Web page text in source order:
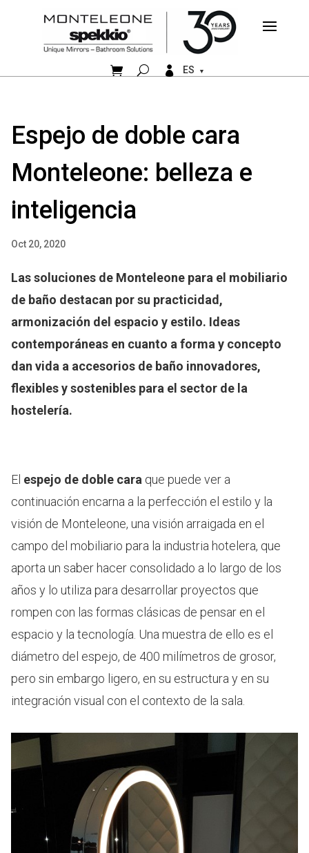
  ES
Espejo de doble cara
Monteleone: belleza e
inteligencia
Oct 20, 2020
Las soluciones de Monteleone para el mobiliario
de baño destacan por su practicidad,
armonización del espacio y estilo. Ideas
contemporáneas en cuanto a forma y concepto
dan vida a accesorios de baño innovadores,
flexibles y sostenibles para el sector de la
hostelería.
El espejo de doble cara que puede ver a
continuación encarna a la perfección el estilo y la
visión de Monteleone, una visión arraigada en el
campo del mobiliario para la industria hotelera, que
aporta un saber hacer consolidado a lo largo de los
años y lo utiliza para desarrollar proyectos que
rompen con las formas clásicas de pensar en el
espacio y la tecnología. Una muestra de ello es el
diámetro del espejo, de 400 milímetros de grosor,
pero sin embargo ligero, en su estructura y en su
integración visual con el contexto de la sala.